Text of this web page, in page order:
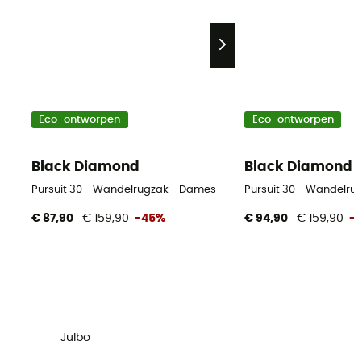
Eco-ontworpen
Black Diamond
Pursuit 30 - Wandelrugzak - Dames
€ 87,90 € 159,90 -45%
Eco-ontworpen
Black Diamond
Pursuit 30 -
€ 94,90 € 159,90
Julbo